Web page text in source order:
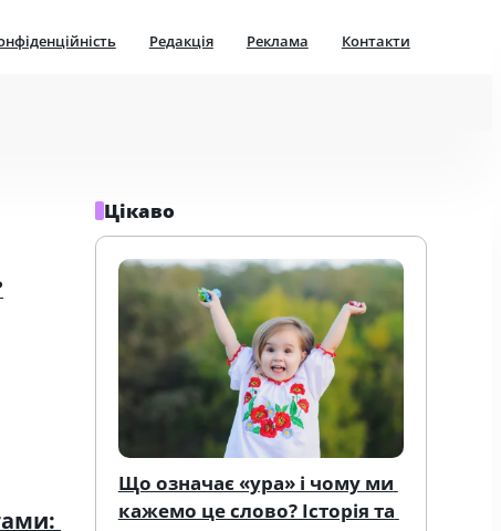
Редакція Реклама Контакти
Цікаво
Що означає «ура» і чому ми
кажемо це слово? Історія та